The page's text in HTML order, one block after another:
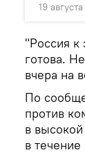
19
"Россия к
готова.
вчера на
По
против
в
в